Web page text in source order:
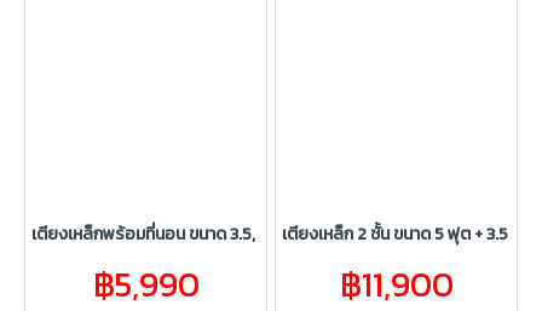
เตียงเหล็กพร้อมที่นอน ขนาด 3.5, 5, 6 ฟุต
฿5,990
เตียงเหล็ก 2 ชั้น ขนาด 5 ฟุต + 3.5 ฟุ
฿11,900